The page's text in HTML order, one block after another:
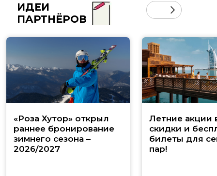
ИДЕИ
ПАРТНЁРОВ
«Роза Хутор» открыл
раннее бронирование
зимнего сезона –
2026/2027
Летние акции
скидки и
билеты для
пар!